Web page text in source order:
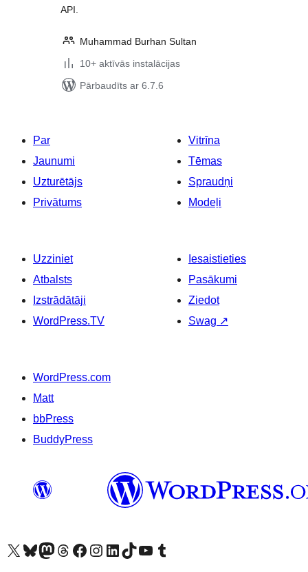
API.
Muhammad Burhan Sultan
10+ aktīvās instalācijas
Pārbaudīts ar 6.7.6
Par
Jaunumi
Uzturētājs
Privātums
Vitrīna
Tēmas
Spraudņi
Modeļi
Uzziniet
Atbalsts
Izstrādātāji
WordPress.TV
Iesaistieties
Pasākumi
Ziedot
Swag ↗
WordPress.com
Matt
bbPress
BuddyPress
Apmeklējiet mūsu X (agrāk Twitter) kontu
Apmeklējiet mūsu Bluesky kontu
Apmeklējiet mūsu Mastodon kontu
Apmeklējiet mūsu Threads kontu
Apmeklējiet mūsu Facebook lapuApmeklējiet mūsu Instagram kontu
Apmeklējiet mūsu LinkedIn kontu
Apmeklējiet mūsu TikTok kontu
Apmeklējiet mūsu YouTube kanālu
Apmeklējiet mūsu Tumblr kontu